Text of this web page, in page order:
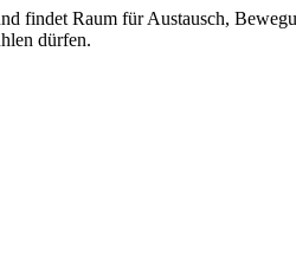
Raum für Austausch,
dürfen.